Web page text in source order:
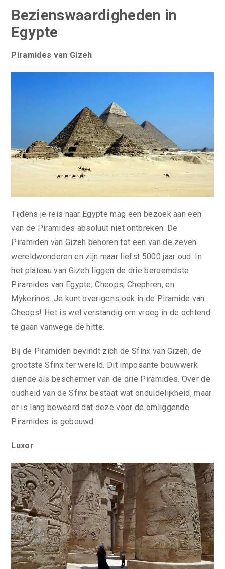
Bezienswaardigheden in
Egypte
Piramides van Gizeh
Tijdens je reis naar Egypte mag een bezoek aan een
van de Piramides absoluut niet ontbreken. De
Piramiden van Gizeh behoren tot een van de zeven
wereldwonderen en zijn maar liefst 5000 jaar oud. In
het plateau van Gizeh liggen de drie beroemdste
Piramides van Egypte; Cheops, Chephren, en
Mykerinos. Je kunt overigens ook in de Piramide van
Cheops! Het is wel verstandig om vroeg in de ochtend
te gaan vanwege de hitte.
Bij de Piramiden bevindt zich de Sfinx van Gizeh, de
grootste Sfinx ter wereld. Dit imposante bouwwerk
diende als beschermer van de drie Piramides. Over de
oudheid van de Sfinx bestaat wat onduidelijkheid, maar
er is lang beweerd dat deze voor de omliggende
Piramides is gebouwd.
Luxor